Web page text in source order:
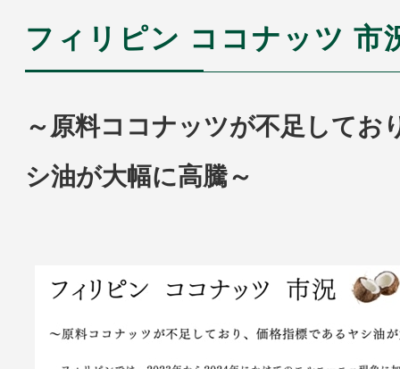
フィリピン ココナッツ 市
～原料ココナッツが不足してお
シ油が大幅に高騰～